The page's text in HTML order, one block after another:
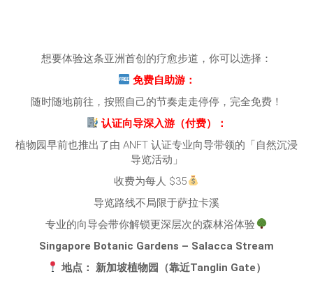
想要体验这条亚洲首创的疗愈步道，你可以选择：
免费自助游：
随时随地前往，按照自己的节奏走走停停，完全免费！
认证向导深入游（付费）：
植物园早前也推出了由 ANFT 认证专业向导带领的「自然沉浸
导览活动」
收费为每人 $35
导览路线不局限于萨拉卡溪
专业的向导会带你解锁更深层次的森林浴体验
Singapore Botanic Gardens – Salacca Stream
地点： 新加坡植物园（靠近Tanglin Gate）